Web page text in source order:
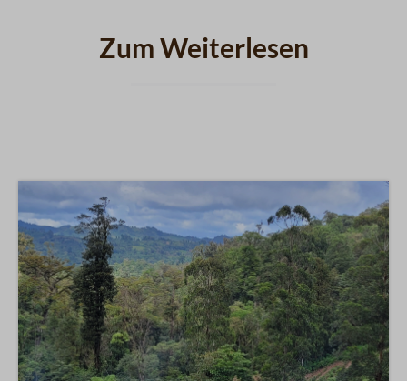
Zum Weiterlesen